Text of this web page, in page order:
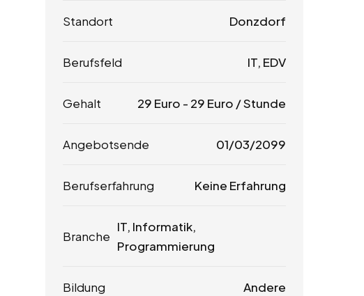
Standort Donzdorf
Berufsfeld IT, EDV
Gehalt 29 Euro - 29 Euro / Stunde
Angebotsende 01/03/2099
Berufserfahrung Keine Erfahrung
Branche
IT, Informatik,
Programmierung
Bildung Andere